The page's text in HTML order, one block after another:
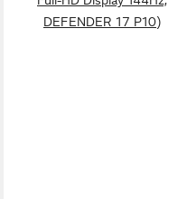
DEFENDER 17 P10)